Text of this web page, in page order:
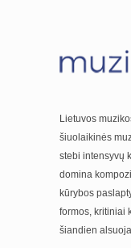
Lietuvos
šiuolaikinės
stebi intensyvų
domina
kūrybos
formos, kritiniai
šiandien